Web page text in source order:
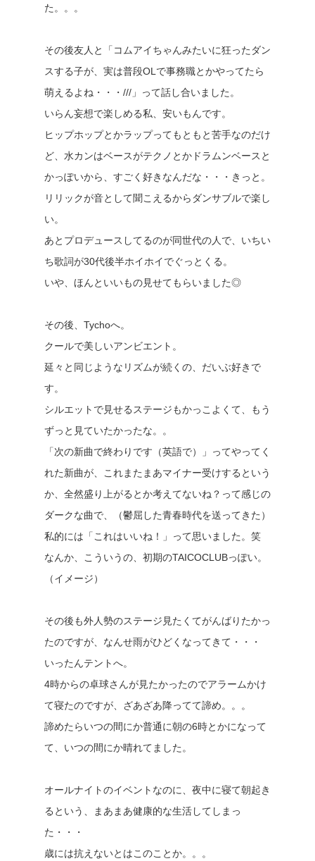
た。。。
その後友人と「コムアイちゃんみたいに狂ったダン
スする子が、実は普段OLで事務職とかやってたら
萌えるよね・・・///」って話し合いました。
いらん妄想で楽しめる私、安いもんです。
ヒップホップとかラップってもともと苦手なのだけ
ど、水カンはベースがテクノとかドラムンベースと
かっぽいから、すごく好きなんだな・・・きっと。
リリックが音として聞こえるからダンサブルで楽し
い。
あとプロデュースしてるのが同世代の人で、いちい
ち歌詞が30代後半ホイホイでぐっとくる。
いや、ほんといいもの見せてもらいました◎
その後、Tychoへ。
クールで美しいアンビエント。
延々と同じようなリズムが続くの、だいぶ好きで
す。
シルエットで見せるステージもかっこよくて、もう
ずっと見ていたかったな。。
「次の新曲で終わりです（英語で）」ってやってく
れた新曲が、これまたまあマイナー受けするという
か、全然盛り上がるとか考えてないね？って感じの
ダークな曲で、（鬱屈した青春時代を送ってきた）
私的には「これはいいね！」って思いました。笑
なんか、こういうの、初期のTAICOCLUBっぽい。
（イメージ）
その後も外人勢のステージ見たくてがんばりたかっ
たのですが、なんせ雨がひどくなってきて・・・
いったんテントへ。
4時からの卓球さんが見たかったのでアラームかけ
て寝たのですが、ざあざあ降ってて諦め。。。
諦めたらいつの間にか普通に朝の6時とかになって
て、いつの間にか晴れてました。
オールナイトのイベントなのに、夜中に寝て朝起き
るという、まあまあ健康的な生活してしまっ
た・・・
歳には抗えないとはこのことか。。。